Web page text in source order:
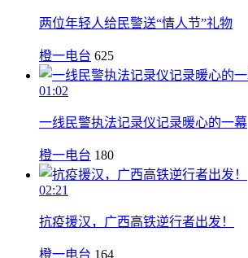
两位年轻人给民警送“情人节”礼物
橙一电台 625
01:02
一线民警执法记录仪记录暖心的一幕
橙一电台 180
02:21
抗疫援汉，广西高铁逆行者出发！
橙一电台 164